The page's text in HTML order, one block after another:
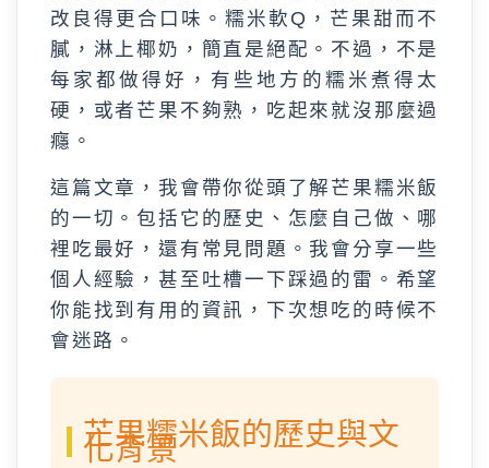
改良得更合口味。糯米軟Q，芒果甜而不
膩，淋上椰奶，簡直是絕配。不過，不是
每家都做得好，有些地方的糯米煮得太
硬，或者芒果不夠熟，吃起來就沒那麼過
癮。
這篇文章，我會帶你從頭了解芒果糯米飯
的一切。包括它的歷史、怎麼自己做、哪
裡吃最好，還有常見問題。我會分享一些
個人經驗，甚至吐槽一下踩過的雷。希望
你能找到有用的資訊，下次想吃的時候不
會迷路。
芒果糯米飯的歷史與文
化背景